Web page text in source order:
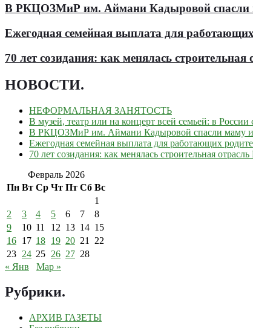
В РКЦОЗМиР им. Аймани Кадыровой спасли
Ежегодная семейная выплата для работающих
70 лет созидания: как менялась строительная
НОВОСТИ.
НЕФОРМАЛЬНАЯ ЗАНЯТОСТЬ
В музей, театр или на концерт всей семьей: в
В РКЦОЗМиР им. Аймани Кадыровой спасли маму и
Ежегодная семейная выплата для работающих
70 лет созидания: как менялась строительная отрасль
Февраль 2026
Пн Вт Ср Чт Пт Сб Вс
1
2
3 4 5 6 7
8
9
10 11 12 13 14 15
16 17 18 19 20 21
22
23 24 25 26 27 28
« Янв
Мар »
Рубрики.
АРХИВ ГАЗЕТЫ